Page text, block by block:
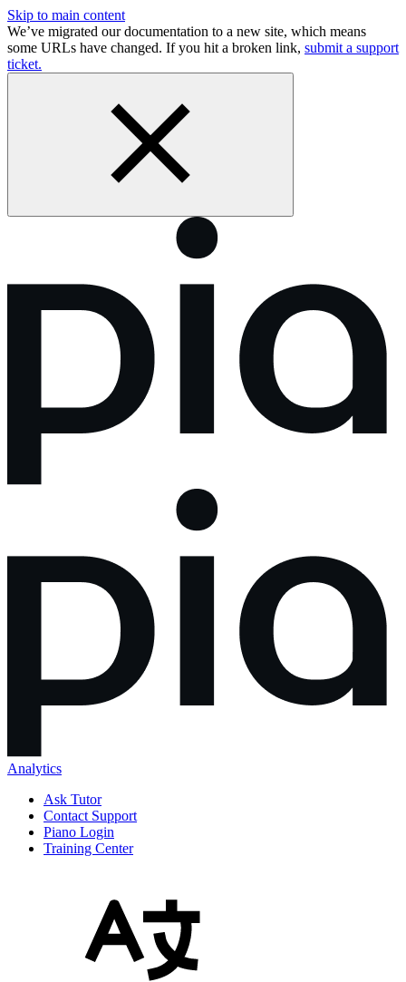
Skip to main content
We’ve migrated our documentation to a new site, which means
some URLs have changed. If you hit a broken link, submit a support
ticket.
Analytics
Ask Tutor
Contact Support
Piano Login
Training Center